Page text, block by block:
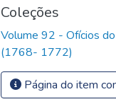
Coleções
Volume 92 - Ofícios do
(1768- 1772)
Página do item